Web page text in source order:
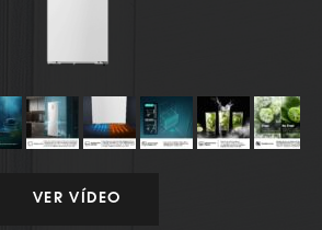
VER VÍDEO